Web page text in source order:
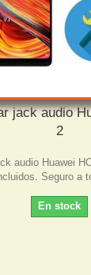
jack audio
2
audio Huawei
Seguro a
En stock